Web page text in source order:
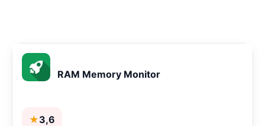
RAM Memory Monitor
★3,6